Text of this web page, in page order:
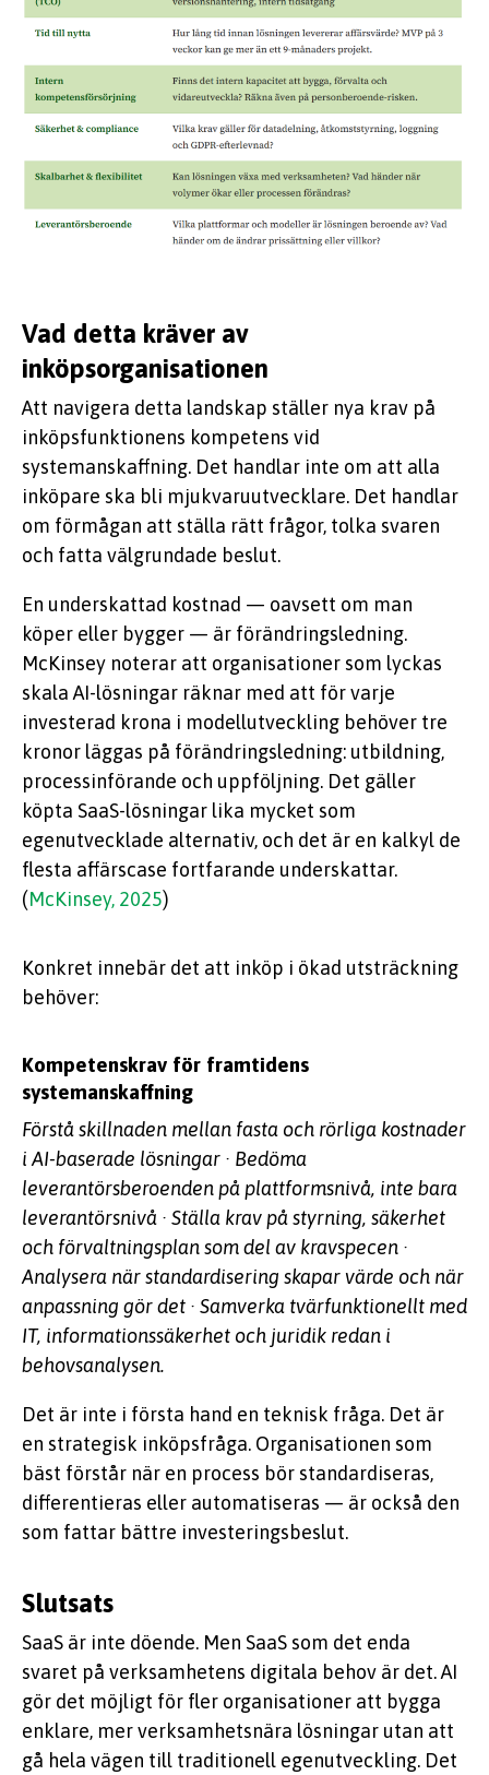
Vad detta kräver av
inköpsorganisationen
Att navigera detta landskap ställer nya krav på
inköpsfunktionens kompetens vid
systemanskaffning. Det handlar inte om att alla
inköpare ska bli mjukvaruutvecklare. Det handlar
om förmågan att ställa rätt frågor, tolka svaren
och fatta välgrundade beslut.
En underskattad kostnad — oavsett om man
köper eller bygger — är förändringsledning.
McKinsey noterar att organisationer som lyckas
skala AI-lösningar räknar med att för varje
investerad krona i modellutveckling behöver tre
kronor läggas på förändringsledning: utbildning,
processinförande och uppföljning. Det gäller
köpta SaaS-lösningar lika mycket som
egenutvecklade alternativ, och det är en kalkyl de
flesta affärscase fortfarande underskattar.
(McKinsey, 2025)
Konkret innebär det att inköp i ökad utsträckning
behöver:
Kompetenskrav för framtidens
systemanskaffning
Förstå skillnaden mellan fasta och rörliga kostnader
i AI-baserade lösningar · Bedöma
leverantörsberoenden på plattformsnivå, inte bara
leverantörsnivå · Ställa krav på styrning, säkerhet
och förvaltningsplan som del av kravspecen ·
Analysera när standardisering skapar värde och när
anpassning gör det · Samverka tvärfunktionellt med
IT, informationssäkerhet och juridik redan i
behovsanalysen.
Det är inte i första hand en teknisk fråga. Det är
en strategisk inköpsfråga. Organisationen som
bäst förstår när en process bör standardiseras,
differentieras eller automatiseras — är också den
som fattar bättre investeringsbeslut.
Slutsats
SaaS är inte döende. Men SaaS som det enda
svaret på verksamhetens digitala behov är det. AI
gör det möjligt för fler organisationer att bygga
enklare, mer verksamhetsnära lösningar utan att
gå hela vägen till traditionell egenutveckling. Det